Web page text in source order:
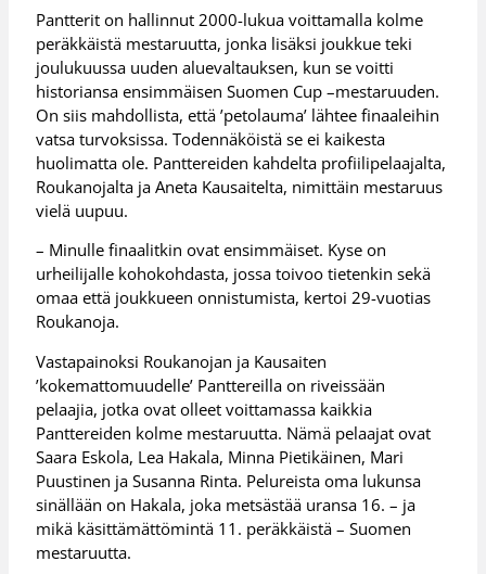
Pantterit on hallinnut 2000-lukua voittamalla kolme
peräkkäistä mestaruutta, jonka lisäksi joukkue teki
joulukuussa uuden aluevaltauksen, kun se voitti
historiansa ensimmäisen Suomen Cup –mestaruuden.
On siis mahdollista, että ’petolauma’ lähtee finaaleihin
vatsa turvoksissa. Todennäköistä se ei kaikesta
huolimatta ole. Panttereiden kahdelta profiilipelaajalta,
Roukanojalta ja Aneta Kausaitelta, nimittäin mestaruus
vielä uupuu.
– Minulle finaalitkin ovat ensimmäiset. Kyse on
urheilijalle kohokohdasta, jossa toivoo tietenkin sekä
omaa että joukkueen onnistumista, kertoi 29-vuotias
Roukanoja.
Vastapainoksi Roukanojan ja Kausaiten
’kokemattomuudelle’ Panttereilla on riveissään
pelaajia, jotka ovat olleet voittamassa kaikkia
Panttereiden kolme mestaruutta. Nämä pelaajat ovat
Saara Eskola, Lea Hakala, Minna Pietikäinen, Mari
Puustinen ja Susanna Rinta. Pelureista oma lukunsa
sinällään on Hakala, joka metsästää uransa 16. – ja
mikä käsittämättömintä 11. peräkkäistä – Suomen
mestaruutta.